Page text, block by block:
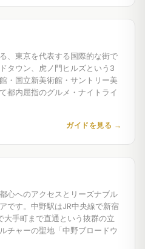
、東京を代表する国際的な街で
タウン、虎ノ門ヒルズという3
・国立新美術館・サントリー美
都内屈指のグルメ・ナイトライ
ガイドを見る →
心へのアクセスとリーズナブル
です。中野駅はJR中央線で新宿
大手町まで直通という抜群の立
チャーの聖地「中野ブロードウ